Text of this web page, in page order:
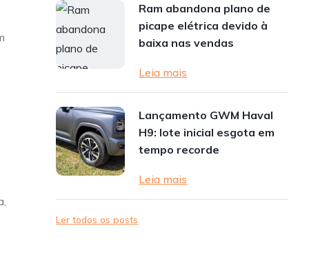
Ram abandona plano de
picape elétrica devido à
baixa nas vendas
Leia mais
Lançamento GWM Haval
H9: lote inicial esgota em
tempo recorde
Leia mais
Ler todos os posts